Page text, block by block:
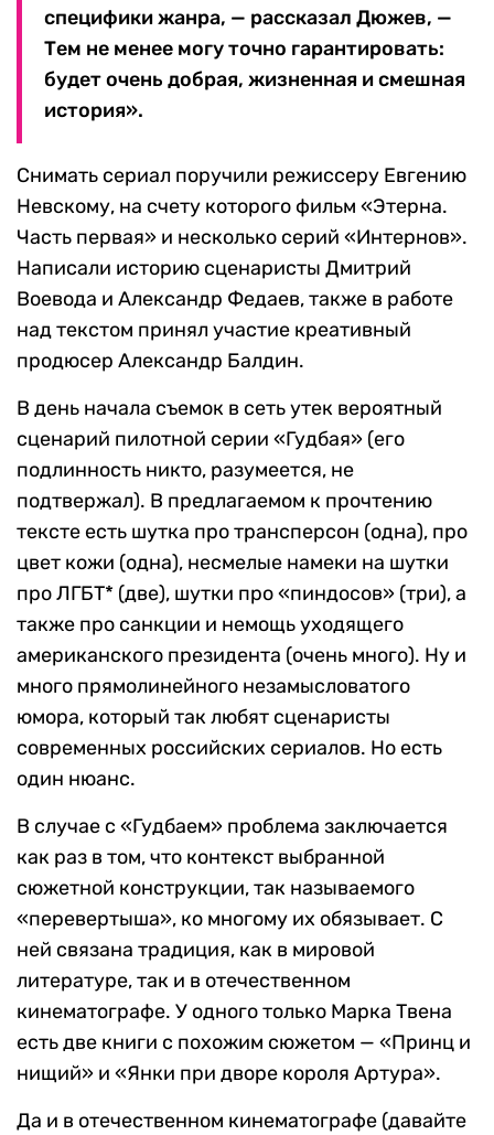
специфики жанра, — рассказал Дюжев, —
Тем не менее могу точно гарантировать:
будет очень добрая, жизненная и смешная
история».
Снимать сериал поручили режиссеру Евгению
Невскому, на счету которого фильм «Этерна.
Часть первая» и несколько серий «Интернов».
Написали историю сценаристы Дмитрий
Воевода и Александр Федаев, также в работе
над текстом принял участие креативный
продюсер Александр Балдин.
В день начала съемок в сеть утек вероятный
сценарий пилотной серии «Гудбая» (его
подлинность никто, разумеется, не
подтвержал). В предлагаемом к прочтению
тексте есть шутка про трансперсон (одна), про
цвет кожи (одна), несмелые намеки на шутки
про ЛГБТ* (две), шутки про «пиндосов» (три), а
также про санкции и немощь уходящего
американского президента (очень много). Ну и
много прямолинейного незамысловатого
юмора, который так любят сценаристы
современных российских сериалов. Но есть
один нюанс.
В случае с «Гудбаем» проблема заключается
как раз в том, что контекст выбранной
сюжетной конструкции, так называемого
«перевертыша», ко многому их обязывает. С
ней связана традиция, как в мировой
литературе, так и в отечественном
кинематографе. У одного только Марка Твена
есть две книги с похожим сюжетом — «Принц и
нищий» и «Янки при дворе короля Артура».
Да и в отечественном кинематографе (давайте